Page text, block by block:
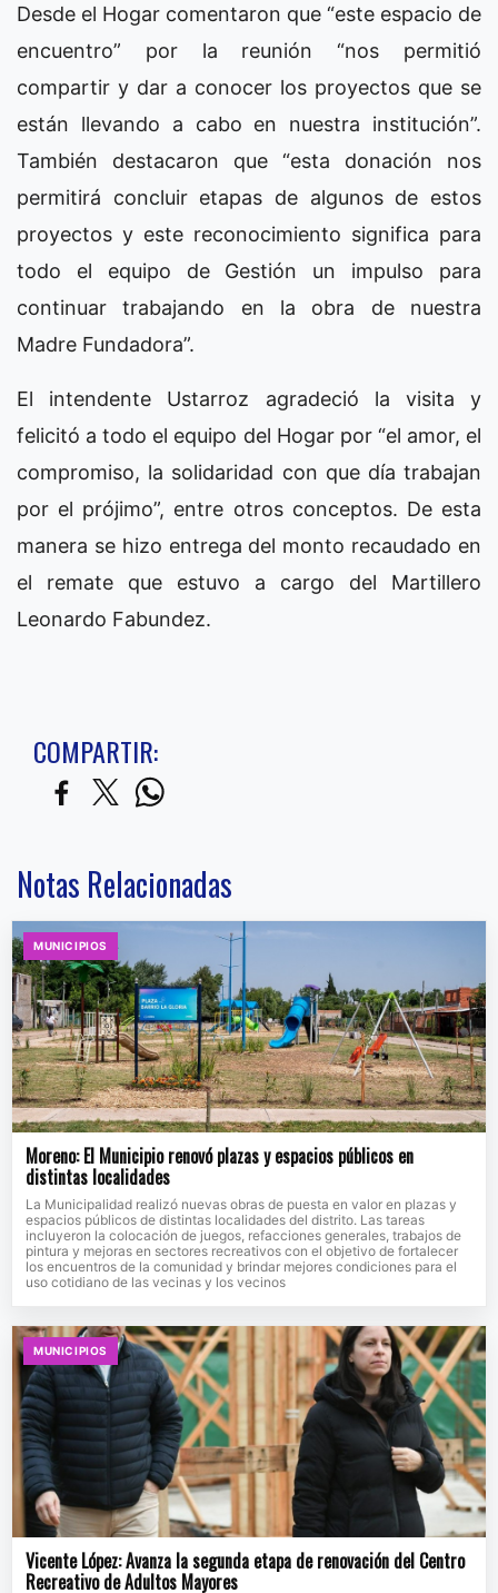
Desde el Hogar comentaron que “este espacio de
encuentro” por la reunión “nos permitió
compartir y dar a conocer los proyectos que se
están llevando a cabo en nuestra institución”.
También destacaron que “esta donación nos
permitirá concluir etapas de algunos de estos
proyectos y este reconocimiento significa para
todo el equipo de Gestión un impulso para
continuar trabajando en la obra de nuestra
Madre Fundadora”.
El intendente Ustarroz agradeció la visita y
felicitó a todo el equipo del Hogar por “el amor, el
compromiso, la solidaridad con que día trabajan
por el prójimo”, entre otros conceptos. De esta
manera se hizo entrega del monto recaudado en
el remate que estuvo a cargo del Martillero
Leonardo Fabundez.
COMPARTIR:
Notas Relacionadas
MUNICIPIOS
Moreno: El Municipio renovó plazas y espacios públicos en
distintas localidades
La Municipalidad realizó nuevas obras de puesta en valor en plazas y
espacios públicos de distintas localidades del distrito. Las tareas
incluyeron la colocación de juegos, refacciones generales, trabajos de
pintura y mejoras en sectores recreativos con el objetivo de fortalecer
los encuentros de la comunidad y brindar mejores condiciones para el
uso cotidiano de las vecinas y los vecinos
MUNICIPIOS
Vicente López: Avanza la segunda etapa de renovación del Centro
Recreativo de Adultos Mayores